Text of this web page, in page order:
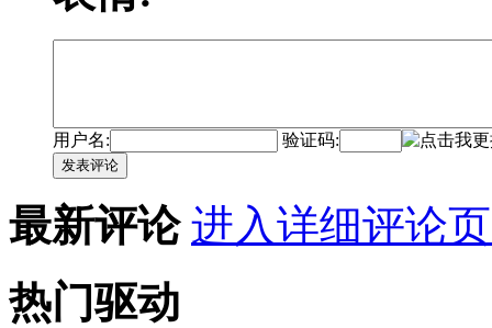
用户名: 验证码:
发表评论
最新评论 进入详细评论
热门驱动